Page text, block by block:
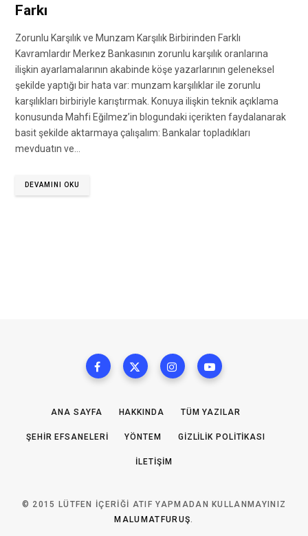
Farkı
Zorunlu Karşılık ve Munzam Karşılık Birbirinden Farklı
Kavramlardır Merkez Bankasının zorunlu karşılık oranlarına
ilişkin ayarlamalarının akabinde köşe yazarlarının geleneksel
şekilde yaptığı bir hata var: munzam karşılıklar ile zorunlu
karşılıkları birbiriyle karıştırmak. Konuya ilişkin teknik açıklama
konusunda Mahfi Eğilmez’in blogundaki içerikten faydalanarak
basit şekilde aktarmaya çalışalım: Bankalar topladıkları
mevduatın ve…
DEVAMINI OKU
ANA SAYFA HAKKINDA TÜM YAZILAR
ŞEHIR EFSANELERI YÖNTEM GIZLILIK POLITIKASI
İLETIŞIM
© 2015 LÜTFEN IÇERIĞI ATIF YAPMADAN KULLANMAYINIZ
MALUMATFURUŞ.